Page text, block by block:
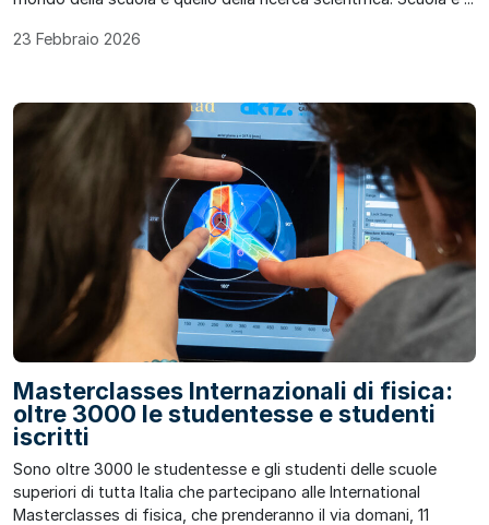
23 Febbraio 2026
Masterclasses Internazionali di fisica:
oltre 3000 le studentesse e studenti
iscritti
Sono oltre 3000 le studentesse e gli studenti delle scuole
superiori di tutta Italia che partecipano alle International
Masterclasses di fisica, che prenderanno il via domani, 11